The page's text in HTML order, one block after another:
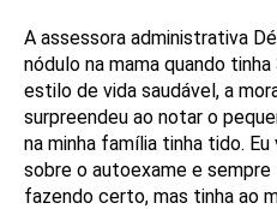
A assessora administrativa
nódulo na mama quando
estilo de vida saudável, a
surpreendeu ao notar o
na minha família tinha tido.
sobre o autoexame e
fazendo certo, mas tinha ao